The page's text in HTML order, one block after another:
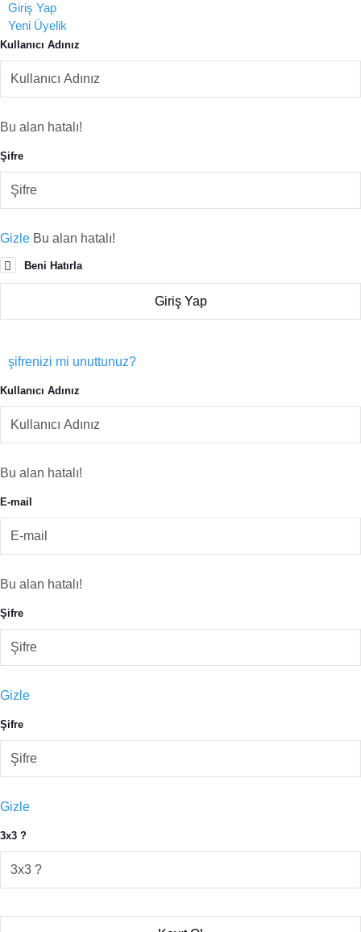
Giriş Yap
Yeni Üyelik
Kullanıcı Adınız
Bu alan hatalı!
Şifre
Gizle Bu alan hatalı!
Beni Hatırla
şifrenizi mi unuttunuz?
Kullanıcı Adınız
Bu alan hatalı!
E-mail
Bu alan hatalı!
Şifre
Gizle
Şifre
Gizle
3x3 ?